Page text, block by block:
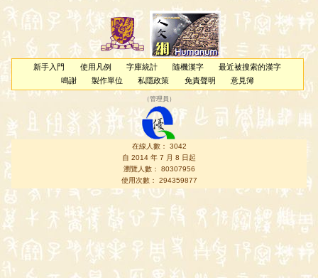
新手入門 使用凡例 字庫統計 隨機漢字
最近被搜索的漢字
鳴謝
製作單位 私隱政策 免責聲明 意見簿
（管理員 ）
在線人數： 3042
自 2014 年 7 月 8 日起
瀏覽人數： 80307956
使用次數： 294359877